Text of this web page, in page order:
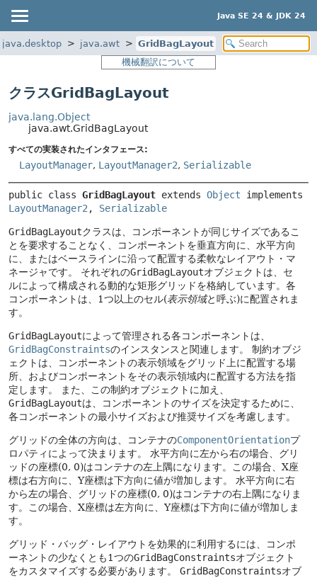
Java SE 24 & JDK 24
java.desktop java.awt
GridBagLayout
機械翻訳について
クラスGridBagLayout
java.lang.Object
java.awt.GridBagLayout
すべての実装されたインタフェース:
LayoutManager, LayoutManager2, Serializable
public class GridBagLayout extends Object
LayoutManager2 , Serializable
GridBagLayoutクラスは、コンポーネントが同じサイズであるこ
とを要求することなく、コンポーネントを垂直方向に、水平方向
に、またはベースラインに沿って配置する柔軟なレイアウト・マ
ネージャです。
それぞれのGridBagLayoutオブジェクトは、セ
ルによって構成される動的な矩形グリッドを格納しています。各
コンポーネントは、1つ以上のセル(表示領域と呼ぶ)に配置されま
す。
GridBagLayoutによって管理される各コンポーネントは、
GridBagConstraintsのインスタンスと関連します。
制約オブジ
ェクトは、コンポーネントの表示領域をグリッド上に配置する場
所、およびコンポーネントをその表示領域内に配置する方法を指
定します。
また、この制約オブジェクトに加え、
GridBagLayoutは、コンポーネントのサイズを決定するために、
各コンポーネントの最小サイズおよび推奨サイズを考慮します。
グリッドの全体の方向は、コンテナのComponentOrientationプ
ロパティによって決まります。
水平方向に左から右の場合、グリ
ッドの座標(0, 0)はコンテナの左上隅になります。この場合、X座
標は右方向に、Y座標は下方向に値が増加します。
水平方向に右
から左の場合、グリッドの座標(0, 0)はコンテナの右上隅になりま
す。この場合、X座標は左方向に、Y座標は下方向に値が増加しま
す。
グリッド・バッグ・レイアウトを効果的に利用するには、コンポ
ーネントの少なくとも1つのGridBagConstraintsオブジェクト
をカスタマイズする必要があります。
GridBagConstraintsオブ